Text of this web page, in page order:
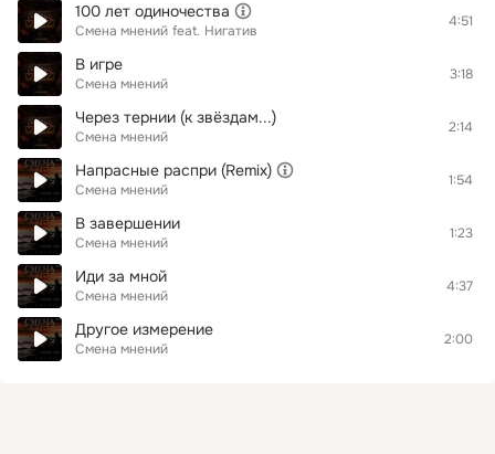
100 лет одиночества
Смена мнений feat. Нигатив
4:51
В игре
Смена мнений
3:18
Через тернии (к звёздам...)
Смена мнений
2:14
Напрасные распри (Remix)
Смена мнений
1:54
В завершении
Смена мнений
1:23
Иди за мной
Смена мнений
4:37
Другое измерение
Смена мнений
2:00